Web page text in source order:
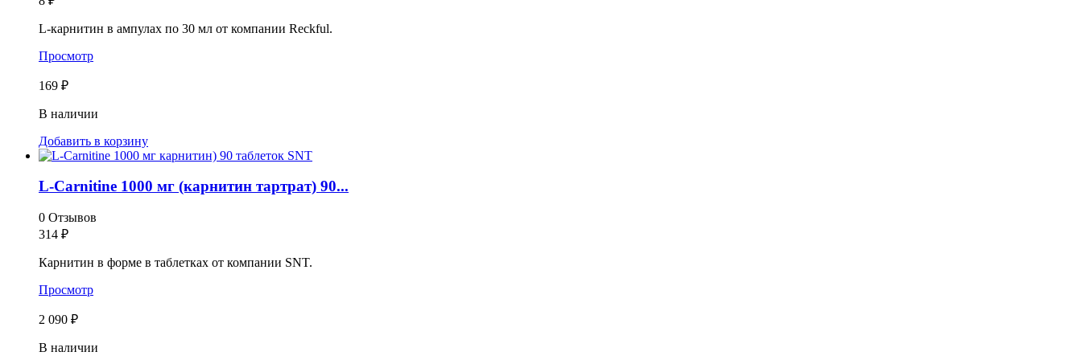
L-карнитин в ампулах по 30 мл от компании Reckful.
Просмотр
169 ₽
В наличии
Добавить в корзину
L-Carnitine 1000 мг (карнитин тартрат) 90...
0 Отзывов
314 ₽
Карнитин в форме в таблетках от компании SNT.
Просмотр
2 090 ₽
В наличии